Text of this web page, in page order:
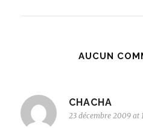
AUCUN
CHACHA
23 décembre 2009 at